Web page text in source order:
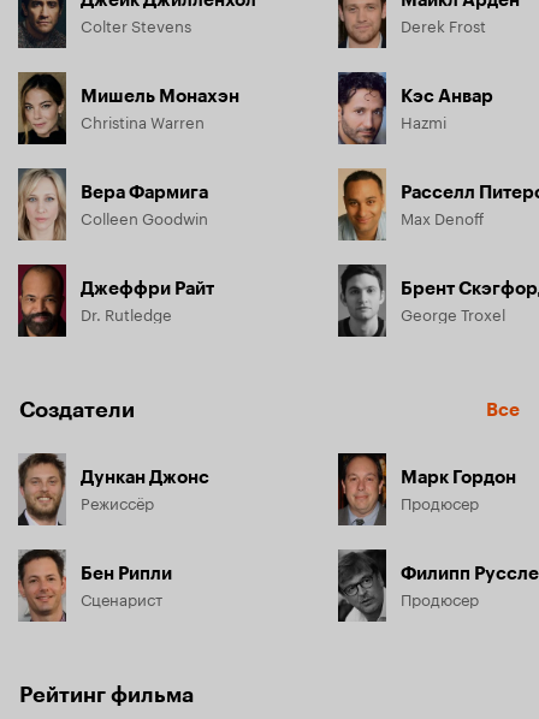
Colter Stevens
Мишель Монахэн
Christina Warren
Вера Фармига
Colleen Goodwin
Джеффри Райт
Dr. Rutledge
Derek Frost
Кэс Анвар
Hazmi
Расселл
Max Denoff
Брент
George Troxel
Создатели Все
Дункан Джонс
Режиссёр
Бен Рипли
Сценарист
Марк Гордон
Продюсер
Филипп Руссле
Продюсер
Рейтинг фильма